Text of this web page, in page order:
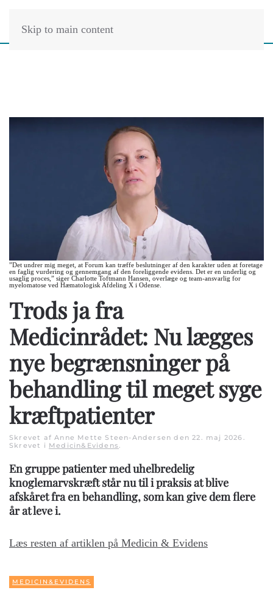
Skip to main content
”Det undrer mig meget, at Forum kan træffe beslutninger af den karakter uden at foretage
en faglig vurdering og gennemgang af den foreliggende evidens. Det er en underlig og
usaglig proces,” siger Charlotte Toftmann Hansen, overlæge og team-ansvarlig for
myelomatose ved Hæmatologisk Afdeling X i Odense.
Trods ja fra
Medicinrådet: Nu lægges
nye begrænsninger på
behandling til meget syge
kræftpatienter
Skrevet af Anne Mette Steen-Andersen den22. maj 2026.
Skrevet i Medicin&Evidens.
En gruppe patienter med uhelbredelig
knoglemarvskræft står nu til i praksis at blive
afskåret fra en behandling, som kan give dem flere
år at leve i.
Læs resten af artiklen på Medicin & Evidens
MEDICIN&EVIDENS